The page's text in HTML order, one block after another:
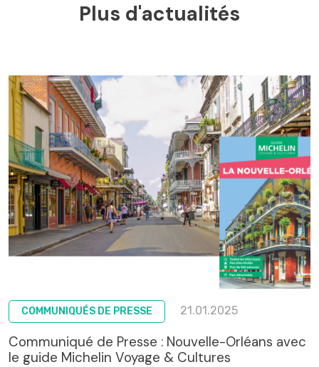
Plus d'actualités
COMMUNIQUÉS DE PRESSE 21.01.2025
Communiqué de Presse : Nouvelle-Orléans avec
le guide Michelin Voyage & Cultures